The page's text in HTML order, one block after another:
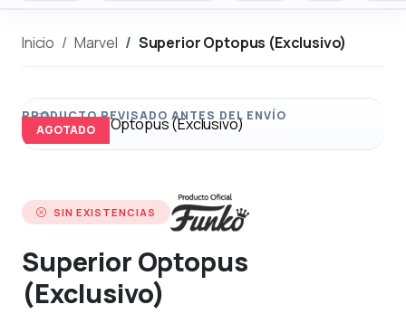
Inicio Marvel Superior Optopus (Exclusivo)
AGOTADO
SIN EXISTENCIAS
Superior Optopus
(Exclusivo)